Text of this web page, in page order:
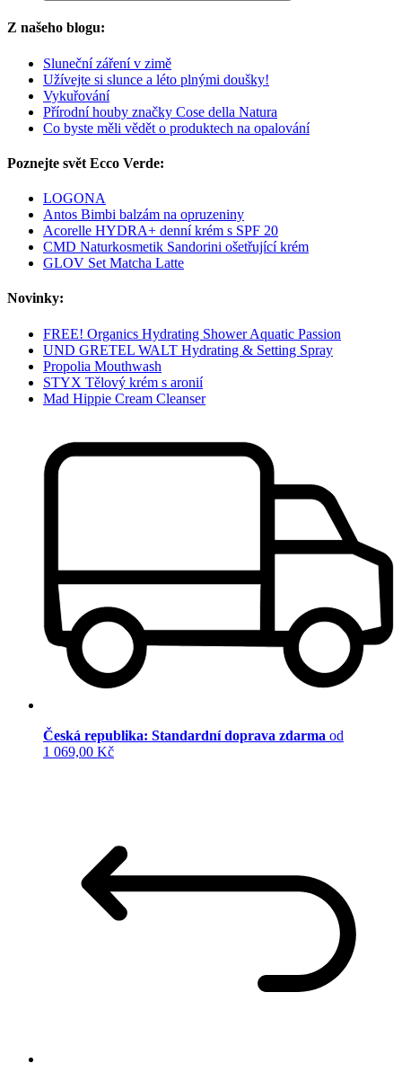
Z našeho blogu:
Sluneční záření v zimě
Užívejte si slunce a léto plnými doušky!
Vykuřování
Přírodní houby značky Cose della Natura
Co byste měli vědět o produktech na opalování
Poznejte svět Ecco Verde:
LOGONA
Antos Bimbi balzám na opruzeniny
Acorelle HYDRA+ denní krém s SPF 20
CMD Naturkosmetik Sandorini ošetřující krém
GLOV Set Matcha Latte
Novinky:
FREE! Organics Hydrating Shower Aquatic Passion
UND GRETEL WALT Hydrating & Setting Spray
Propolia Mouthwash
STYX Tělový krém s aronií
Mad Hippie Cream Cleanser
Česká republika: Standardní doprava zdarma od
1 069,00 Kč